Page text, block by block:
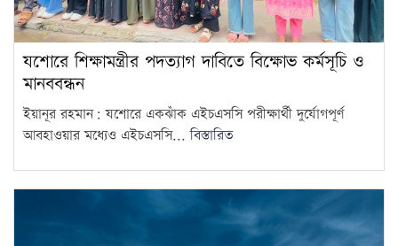
যশোরে শিক্ষামন্ত্রীর পদত্যাগ দাবিতে বিক্ষোভ কর্মসূচি ও
মানববন্ধন
ইয়ানূর রহমান: যশোরে একঝাঁক এইচএসসি পরীক্ষার্থী দুর্যোগপূর্ণ
আবহাওয়ার মধ্যেও এইচএসসি...বিস্তারিত